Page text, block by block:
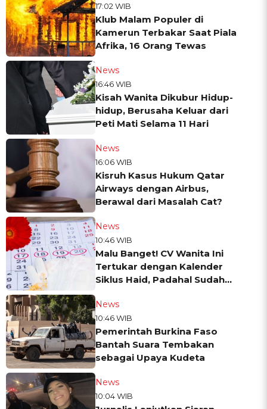
17:02 WIB
Klub Malam Populer di
Kamerun Terbakar Saat Piala
Afrika, 16 Orang Tewas
News
16:46 WIB
Kisah Wanita Dikubur Hidup-
hidup, Berusaha Keluar dari
Peti Mati Selama 11 Hari
News
16:06 WIB
Kisruh Kasus Hukum Qatar
Airways dengan Airbus,
Berawal dari Masalah Cat?
News
10:46 WIB
Malu Banget! CV Wanita Ini
Tertukar dengan Kalender
Siklus Haid, Padahal Sudah
News
10:46 WIB
Pemerintah Burkina Faso
Bantah Suara Tembakan
sebagai Upaya Kudeta
News
10:04 WIB